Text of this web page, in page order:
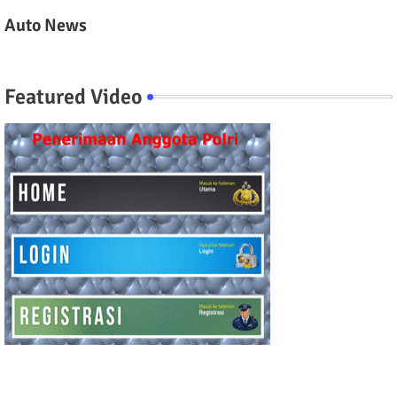
Auto News
Featured Video